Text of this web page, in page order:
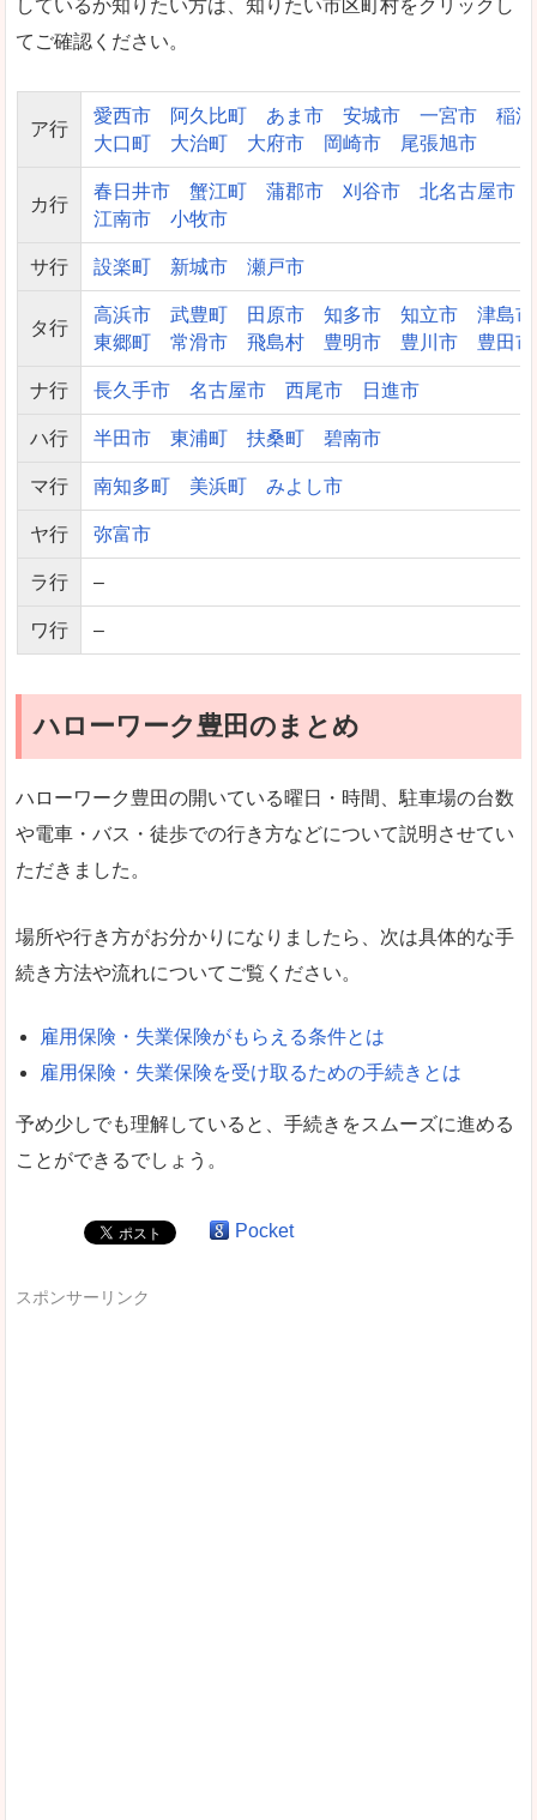
しているか知りたい方は、知りたい市区町村をクリックし
てご確認ください。
ア行
愛西市 阿久比町 あま市 安城市 一宮市
稲
大口町
大治町 大府市 岡崎市 尾張旭市
カ行
春日井市 蟹江町 蒲郡市 刈谷市 北名古屋市
江南市
小牧市
サ行 設楽町 新城市 瀬戸市
タ行
高浜市 武豊町 田原市 知多市 知立市
津島市
東郷町
常滑市 飛島村 豊明市 豊川市 豊田市
ナ行 長久手市 名古屋市 西尾市 日進市
ハ行 半田市 東浦町 扶桑町 碧南市
マ行 南知多町 美浜町 みよし市
ヤ行 弥富市
ラ行 –
ワ行 –
ハローワーク豊田のまとめ
ハローワーク豊田の開いている曜日・時間、駐車場の台数
や電車・バス・徒歩での行き方などについて説明させてい
ただきました。
場所や行き方がお分かりになりましたら、次は具体的な手
続き方法や流れについてご覧ください。
雇用保険・失業保険がもらえる条件とは
雇用保険・失業保険を受け取るための手続きとは
予め少しでも理解していると、手続きをスムーズに進める
ことができるでしょう。
Pocket
スポンサーリンク